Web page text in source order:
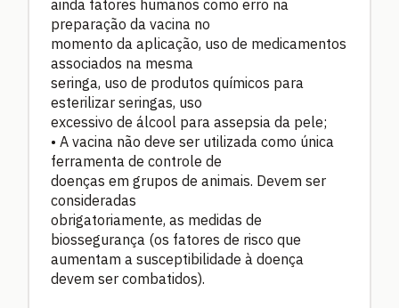
ainda fatores humanos como erro na
preparação da vacina no
momento da aplicação, uso de medicamentos
associados na mesma
seringa, uso de produtos químicos para
esterilizar seringas, uso
excessivo de álcool para assepsia da pele;
• A vacina não deve ser utilizada como única
ferramenta de controle de
doenças em grupos de animais. Devem ser
consideradas
obrigatoriamente, as medidas de
biossegurança (os fatores de risco que
aumentam a susceptibilidade à doença
devem ser combatidos).